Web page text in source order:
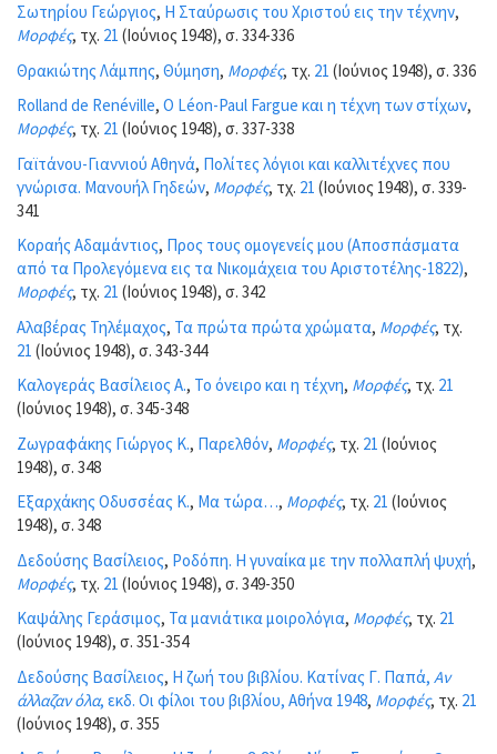
Σωτηρίου Γεώργιος, Η Σταύρωσις του Χριστού εις την τέχνην,
Μορφές, τχ. 21 (Ιούνιος 1948), σ. 334-336
Θρακιώτης Λάμπης, Θύμηση, Μορφές, τχ. 21 (Ιούνιος 1948), σ. 336
Rolland de Renéville, Ο Léon-Paul Fargue και η τέχνη των στίχων,
Μορφές, τχ. 21 (Ιούνιος 1948), σ. 337-338
Γαϊτάνου-Γιαννιού Αθηνά, Πολίτες λόγιοι και καλλιτέχνες που
γνώρισα. Μανουήλ Γηδεών, Μορφές, τχ. 21 (Ιούνιος 1948), σ. 339-
341
Κοραής Αδαμάντιος, Προς τους ομογενείς μου (Αποσπάσματα
από τα Προλεγόμενα εις τα Νικομάχεια του Αριστοτέλης-1822),
Μορφές, τχ. 21 (Ιούνιος 1948), σ. 342
Αλαβέρας Τηλέμαχος, Τα πρώτα πρώτα χρώματα, Μορφές, τχ.
21 (Ιούνιος 1948), σ. 343-344
Καλογεράς Βασίλειος Α., Το όνειρο και η τέχνη, Μορφές, τχ. 21
(Ιούνιος 1948), σ. 345-348
Ζωγραφάκης Γιώργος Κ., Παρελθόν, Μορφές, τχ. 21 (Ιούνιος
1948), σ. 348
Εξαρχάκης Οδυσσέας Κ., Μα τώρα…, Μορφές, τχ. 21 (Ιούνιος
1948), σ. 348
Δεδούσης Βασίλειος, Ροδόπη. Η γυναίκα με την πολλαπλή ψυχή,
Μορφές, τχ. 21 (Ιούνιος 1948), σ. 349-350
Καψάλης Γεράσιμος, Τα μανιάτικα μοιρολόγια, Μορφές, τχ. 21
(Ιούνιος 1948), σ. 351-354
Δεδούσης Βασίλειος, Η ζωή του βιβλίου. Κατίνας Γ. Παπά, Αν
άλλαζαν όλα, εκδ. Οι φίλοι του βιβλίου, Αθήνα 1948, Μορφές, τχ. 21
(Ιούνιος 1948), σ. 355